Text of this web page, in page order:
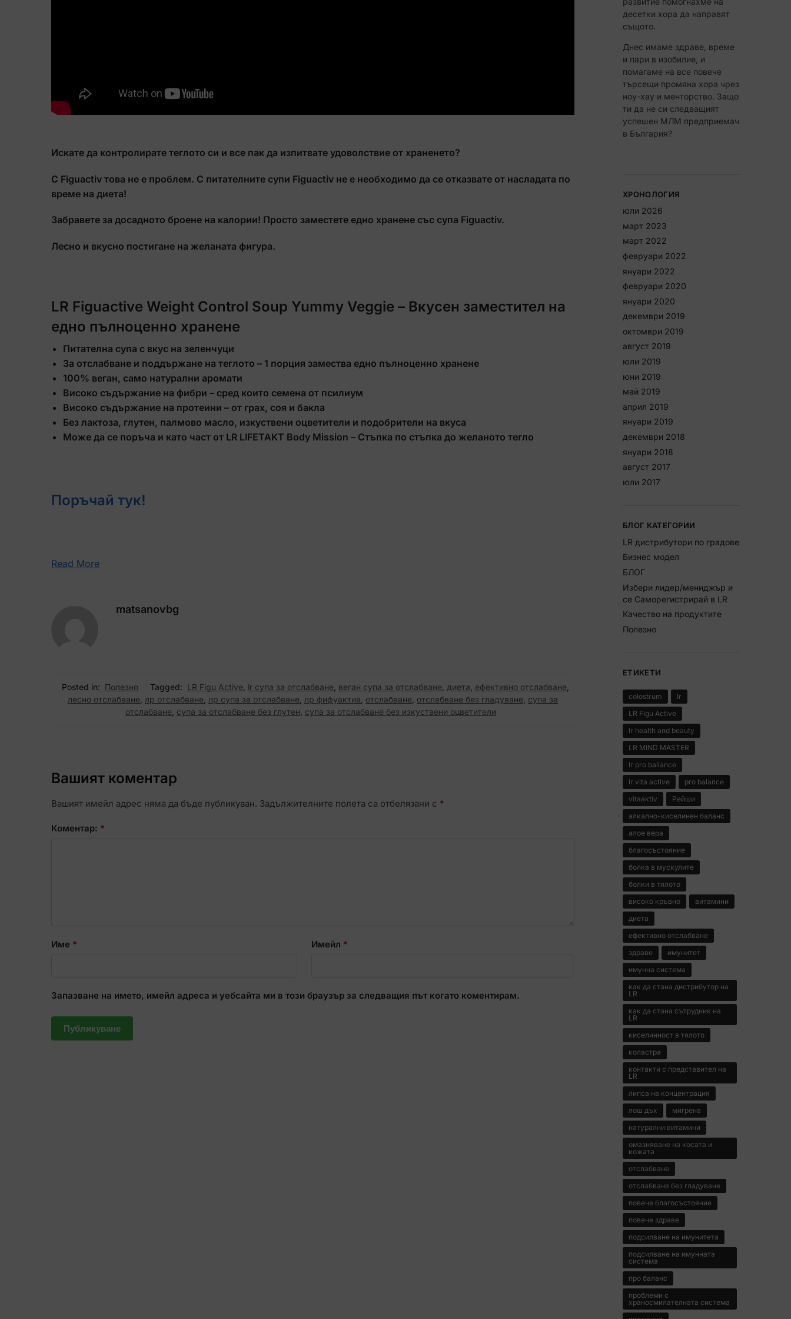
Искате да контролирате теглото си и все пак да изпитвате удоволствие от храненето?
С Figuactiv това не е проблем. С питателните супи Figuactiv не е необходимо да се отказвате от насладата по
време на диета!
Забравете за досадното броене на калории! Просто заместете едно хранене със супа Figuactiv.
Лесно и вкусно постигане на желаната фигура.
LR Figuactive Weight Control Soup Yummy Veggie – Вкусен заместител на
едно пълноценно хранене
Питателна супа с вкус на зеленчуци
За отслабване и поддържане на теглото – 1 порция замества едно пълноценно хранене
100% веган, само натурални аромати
Високо съдържание на фибри – сред които семена от псилиум
Високо съдържание на протеини – от грах, соя и бакла
Без лактоза, глутен, палмово масло, изкуствени оцветители и подобрители на вкуса
Може да се поръча и като част от LR LIFETAKT Body Mission – Стъпка по стъпка до желаното тегло
Поръчай тук!
Read More
matsanovbg
Posted in: Полезно Tagged: LR Figu Active lr супа за отслабване веган супа за отслабване диета ефективно отслабване
лесно отслабване лр отслабване лр супа за отслабване лр фифуактив отслабване отслабване без гладуване супа за
отслабване супа за отслабване без глутен супа за отслабване без изкуствени оцветители
Вашият коментар
Вашият имейл адрес няма да бъде публикуван. Задължителните полета са отбелязани с *
Коментар: *
Име * Имейл *
Запазване на името, имейл адреса и уебсайта ми в този браузър за следващия път когато коментирам.
десетки хора да направят
същото.
Днес имаме здраве, време
и пари в изобилие, и
помагаме на все повече
търсещи промяна хора чрез
ноу-хау и менторство. Защо
ти да не си следващият
успешен МЛМ предприемач
в България?
ХРОНОЛОГИЯ
юли 2026
март 2023
март 2022
февруари 2022
януари 2022
февруари 2020
януари 2020
декември 2019
октомври 2019
август 2019
юли 2019
юни 2019
май 2019
април 2019
януари 2019
декември 2018
януари 2018
август 2017
юли 2017
БЛОГ КАТЕГОРИИ
LR дистрибутори по градове
Бизнес модел
БЛОГ
Избери лидер/мениджър и
се Саморегистрирай в LR
Качество на продуктите
Полезно
ЕТИКЕТИ
colostrum
lr
LR Figu Active
lr health and beauty
LR MIND MASTER
lr pro ballance
lr vita active
pro balance
vitaaktiv
Рейши
алкално-киселинен баланс
алое вера
благосъстояние
болка в мускулите
болки в тялото
високо кръвно
витамини
диета
ефективно отслабване
здраве
имунитет
имунна система
как да стана дистрибутор на
LR
как да стана сътрудник на
LR
киселинност в тялото
коластра
контакти с представител на
LR
липса на концентрация
лош дъх
мигрена
натурални витамини
омазняване на косата и
кожата
отслабване
отслабване без гладуване
повече благосъстояние
повече здраве
подсилване на имунитета
подсилване на имунната
система
про баланс
проблеми с
храносмилателната система